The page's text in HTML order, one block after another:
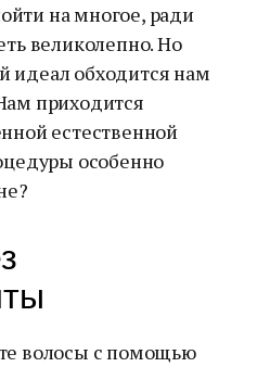
на многое, ради
великолепно. Но
идеал обходится нам
приходится
естественной
особенно
волосы с помощью